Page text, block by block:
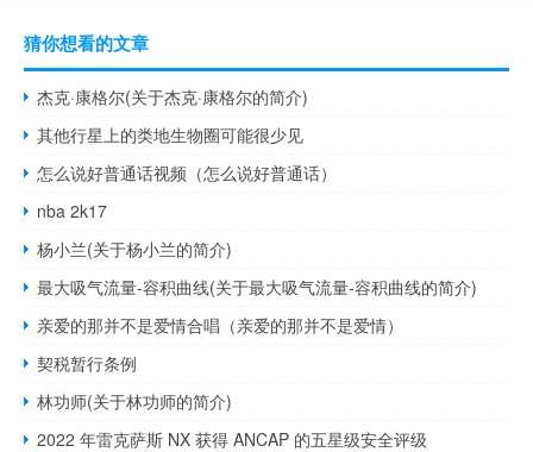
猜你想看的文章
杰克·康格尔(关于杰克·康格尔的简介)
其他行星上的类地生物圈可能很少见
怎么说好普通话视频（怎么说好普通话）
nba 2k17
杨小兰(关于杨小兰的简介)
最大吸气流量-容积曲线(关于最大吸气流量-容积曲线的简介)
亲爱的那并不是爱情合唱（亲爱的那并不是爱情）
契税暂行条例
林功师(关于林功师的简介)
2022 年雷克萨斯 NX 获得 ANCAP 的五星级安全评级